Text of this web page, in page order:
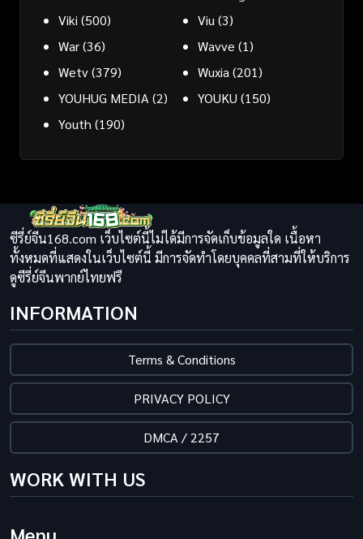
Viki (500) Viu (3)
War(36) Wavve (1)
Wetv(379) Wuxia (201)
YOUHUG MEDIA (2) YOUKU (150)
Youth (190)
ซีรี่ย์จีน168.com เว็บไซต์นี้ไม่ได้มีการจัดเก็บข้อมูลใด เนื้อหา
ทั้งหมดที่แสดงในเว็บไซต์นี้ มีการจัดทำโดยบุคคลที่สามที่ให้บริการ
ดูซีรี่ย์จีนพากย์ไทยฟรี
INFORMATION
Terms & Conditions
PRIVACY POLICY
DMCA / 2257
WORK WITH US